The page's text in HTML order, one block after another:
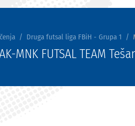
Druga futsal liga FBiH - Grupa 1
MNK FUTSAL TEAM